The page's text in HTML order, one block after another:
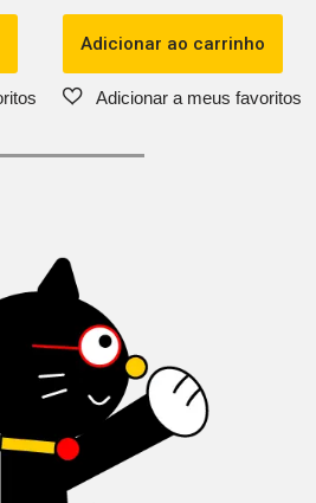
Adicionar ao carrinho